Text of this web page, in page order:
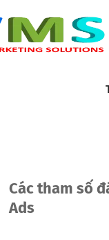
Các tham số
Ads